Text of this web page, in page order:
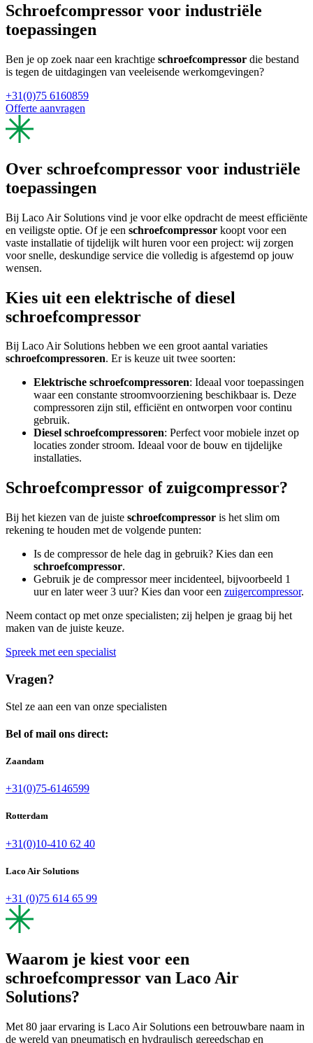
Schroefcompressor voor industriële
toepassingen
Ben je op zoek naar een krachtige schroefcompressor die bestand
is tegen de uitdagingen van veeleisende werkomgevingen?
+31(0)75 6160859
Offerte aanvragen
Over schroefcompressor voor industriële
toepassingen
Bij Laco Air Solutions vind je voor elke opdracht de meest efficiënte
en veiligste optie. Of je een schroefcompressor koopt voor een
vaste installatie of tijdelijk wilt huren voor een project: wij zorgen
voor snelle, deskundige service die volledig is afgestemd op jouw
wensen.
Kies uit een elektrische of diesel
schroefcompressor
Bij Laco Air Solutions hebben we een groot aantal variaties
schroefcompressoren. Er is keuze uit twee soorten:
Elektrische schroefcompressoren: Ideaal voor toepassingen
waar een constante stroomvoorziening beschikbaar is. Deze
compressoren zijn stil, efficiënt en ontworpen voor continu
gebruik.
Diesel schroefcompressoren: Perfect voor mobiele inzet op
locaties zonder stroom. Ideaal voor de bouw en tijdelijke
installaties.
Schroefcompressor of zuigcompressor?
Bij het kiezen van de juiste schroefcompressor is het slim om
rekening te houden met de volgende punten:
Is de compressor de hele dag in gebruik? Kies dan een
schroefcompressor.
Gebruik je de compressor meer incidenteel, bijvoorbeeld 1
uur en later weer 3 uur? Kies dan voor een zuigercompressor.
Neem contact op met onze specialisten; zij helpen je graag bij het
maken van de juiste keuze.
Spreek met een specialist
Vragen?
Stel ze aan een van onze specialisten
Bel of mail ons direct:
Zaandam
+31(0)75-6146599
Rotterdam
+31(0)10-410 62 40
Laco Air Solutions
+31 (0)75 614 65 99
Waarom je kiest voor een
schroefcompressor van Laco Air
Solutions?
Met 80 jaar ervaring is Laco Air Solutions een betrouwbare naam in
de wereld van pneumatisch en hydraulisch gereedschap en